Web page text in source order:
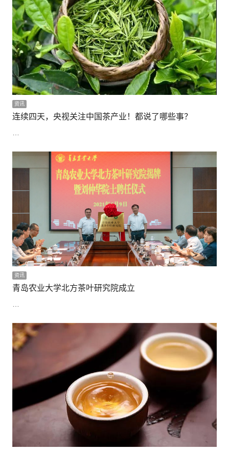
资讯
连续四天，央视关注中国茶产业！都说了哪些事？
…
资讯
青岛农业大学北方茶叶研究院成立
…